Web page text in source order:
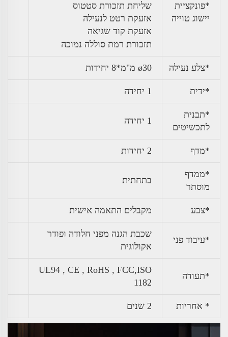
*פונקציית
יישוג טוייה
שליחת תזכורת סטטוס
אזעקת רטט לנעילה
אזעקת קוד שגיאה
תזכורת רמת סוללה נמוכה
*צלע נעילה ø30 מ"מ*8 יחידות
*ידית 1 יחידה
*תבנית
לתכשיטים
1 יחידה
*מדף 2 יחידות
*ממדף
מוסתר
בתחתית
*צבע מקבלים התאמה אישית
*עיבוד פני
שכבת הגנה מפני חלודה ופודר
אקולוגית
*תעודה
UL94 , CE , RoHS , FCC,ISO
1182
* אחריות 2 שנים